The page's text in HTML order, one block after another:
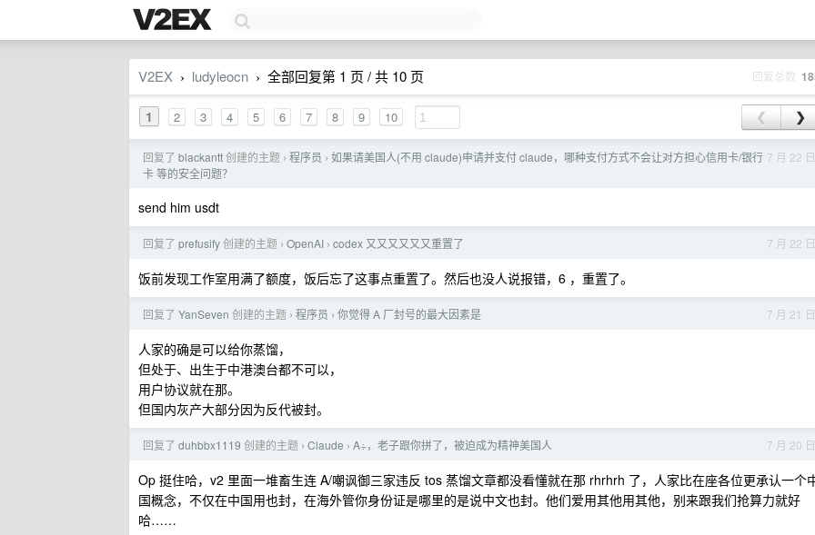
V2EX › ludyleocn › 全部回复第 1 页 / 共 10 页 回复总数
1 2 3 4 5 6 7 8 9 10 ❮ ❯
7 月 22 日
回复了 blackantt创建的主题 › 程序员 › 如果请美国人(不用 claude)申请并支付 claude，哪种支付方式不会让对方担心信用卡/银行
卡 等的安全问题？
send him usdt
7 月 22 日
回复了 prefusify创建的主题 › OpenAI › codex 又又又又又又重置了
饭前发现工作室用满了额度，饭后忘了这事点重置了。然后也没人说报错，6 ，重置了。
7 月 21 日
回复了 YanSeven 创建的主题 › 程序员 › 你觉得 A 厂封号的最大因素是
人家的确是可以给你蒸馏，
但处于、出生于中港澳台都不可以，
用户协议就在那。
但国内灰产大部分因为反代被封。
7 月 20 日
回复了 duhbbx1119 创建的主题 › Claude › A÷，老子跟你拼了，被迫成为精神美国人
Op 挺住哈，v2 里面一堆畜生连 A/嘲讽御三家违反 tos 蒸馏文章都没看懂就在那 rhrhrh 了，人家比在座各位更承认一个
国概念，不仅在中国用也封，在海外管你身份证是哪里的是说中文也封。他们爱用其他用其他，别来跟我们抢算力就好
哈……